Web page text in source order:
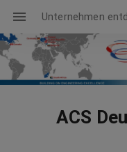
Unternehmen
ACS